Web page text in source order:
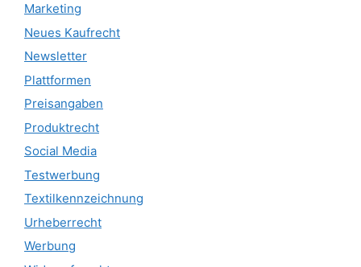
Marketing
Neues Kaufrecht
Newsletter
Plattformen
Preisangaben
Produktrecht
Social Media
Testwerbung
Textilkennzeichnung
Urheberrecht
Werbung